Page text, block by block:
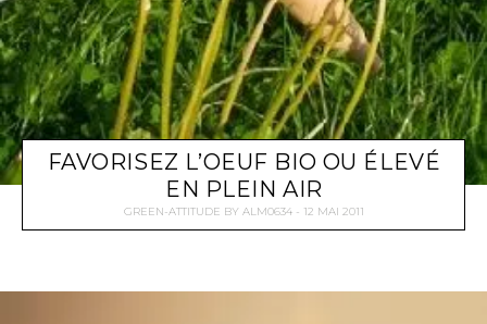
FAVORISEZ L’OEUF BIO OU ÉLEVÉ
EN PLEIN AIR
GREEN-ATTITUDE BY ALM0634 12 MAI 2011